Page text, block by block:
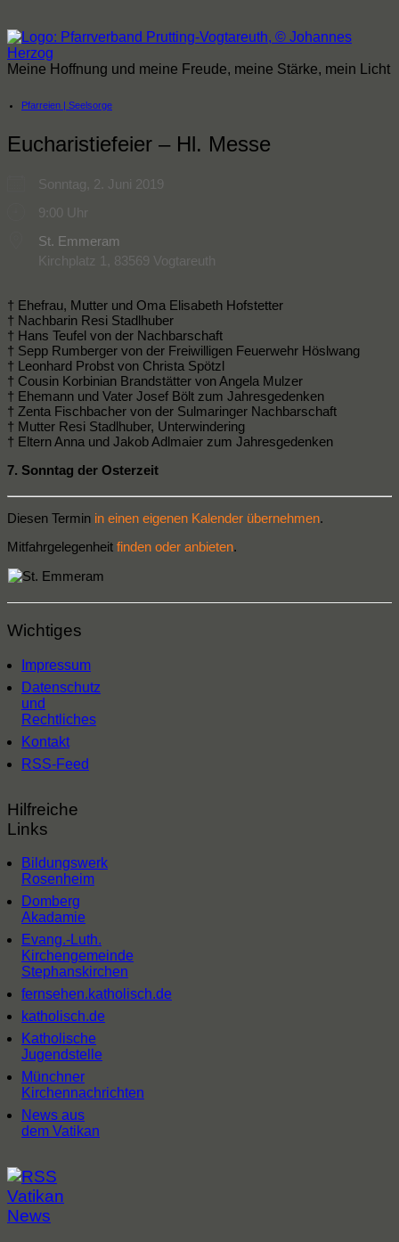
Inhalt
springen
Meine Hoffnung und meine Freude, meine Stärke, mein Licht
Pfarreien | Seelsorge
Eucharistiefeier – Hl. Messe
Sonntag, 2. Juni 2019
9:00 Uhr
St. Emmeram
Kirchplatz 1, 83569 Vogtareuth
† Ehefrau, Mutter und Oma Elisabeth Hofstetter
† Nachbarin Resi Stadlhuber
† Hans Teufel von der Nachbarschaft
† Sepp Rumberger von der Freiwilligen Feuerwehr Höslwang
† Leonhard Probst von Christa Spötzl
† Cousin Korbinian Brandstätter von Angela Mulzer
† Ehemann und Vater Josef Bölt zum Jahresgedenken
† Zenta Fischbacher von der Sulmaringer Nachbarschaft
† Mutter Resi Stadlhuber, Unterwindering
† Eltern Anna und Jakob Adlmaier zum Jahresgedenken
7. Sonntag der Osterzeit
Diesen Termin in einen eigenen Kalender übernehmen.
Mitfahrgelegenheit finden oder anbieten.
Wichtiges
Impressum
Datenschutz
und
Rechtliches
Kontakt
RSS-Feed
Hilfreiche
Links
Bildungswerk
Rosenheim
Domberg
Akadamie
Evang.-Luth.
Kirchengemeinde
Stephanskirchen
fernsehen.katholisch.de
katholisch.de
Katholische
Jugendstelle
Münchner
Kirchennachrichten
News aus
dem Vatikan
Vatikan
News